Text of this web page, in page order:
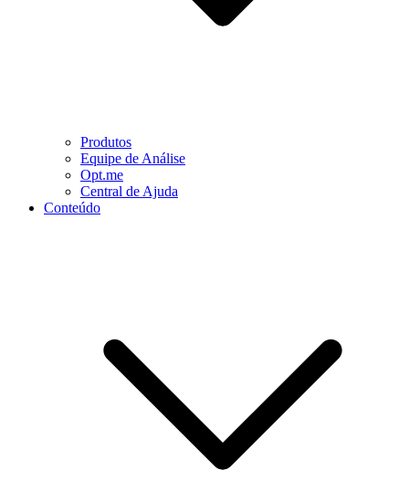
Produtos
Equipe de Análise
Opt.me
Central de Ajuda
Conteúdo